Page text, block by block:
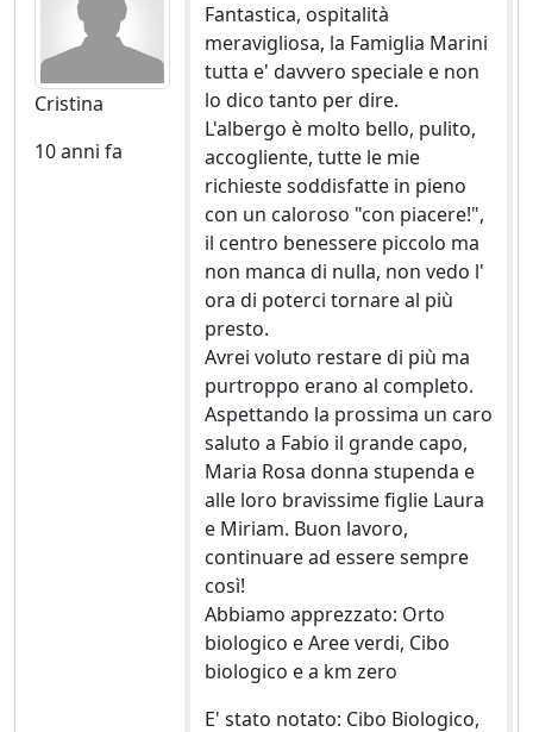
Cristina
10 anni fa
Fantastica, ospitalità
meravigliosa, la Famiglia Marini
tutta e' davvero speciale e non
lo dico tanto per dire.
L'albergo è molto bello, pulito,
accogliente, tutte le mie
richieste soddisfatte in pieno
con un caloroso "con piacere!",
il centro benessere piccolo ma
non manca di nulla, non vedo l'
ora di poterci tornare al più
presto.
Avrei voluto restare di più ma
purtroppo erano al completo.
Aspettando la prossima un caro
saluto a Fabio il grande capo,
Maria Rosa donna stupenda e
alle loro bravissime figlie Laura
e Miriam. Buon lavoro,
continuare ad essere sempre
così!
Abbiamo apprezzato: Orto
biologico e Aree verdi, Cibo
biologico e a km zero
E' stato notato: Cibo Biologico,